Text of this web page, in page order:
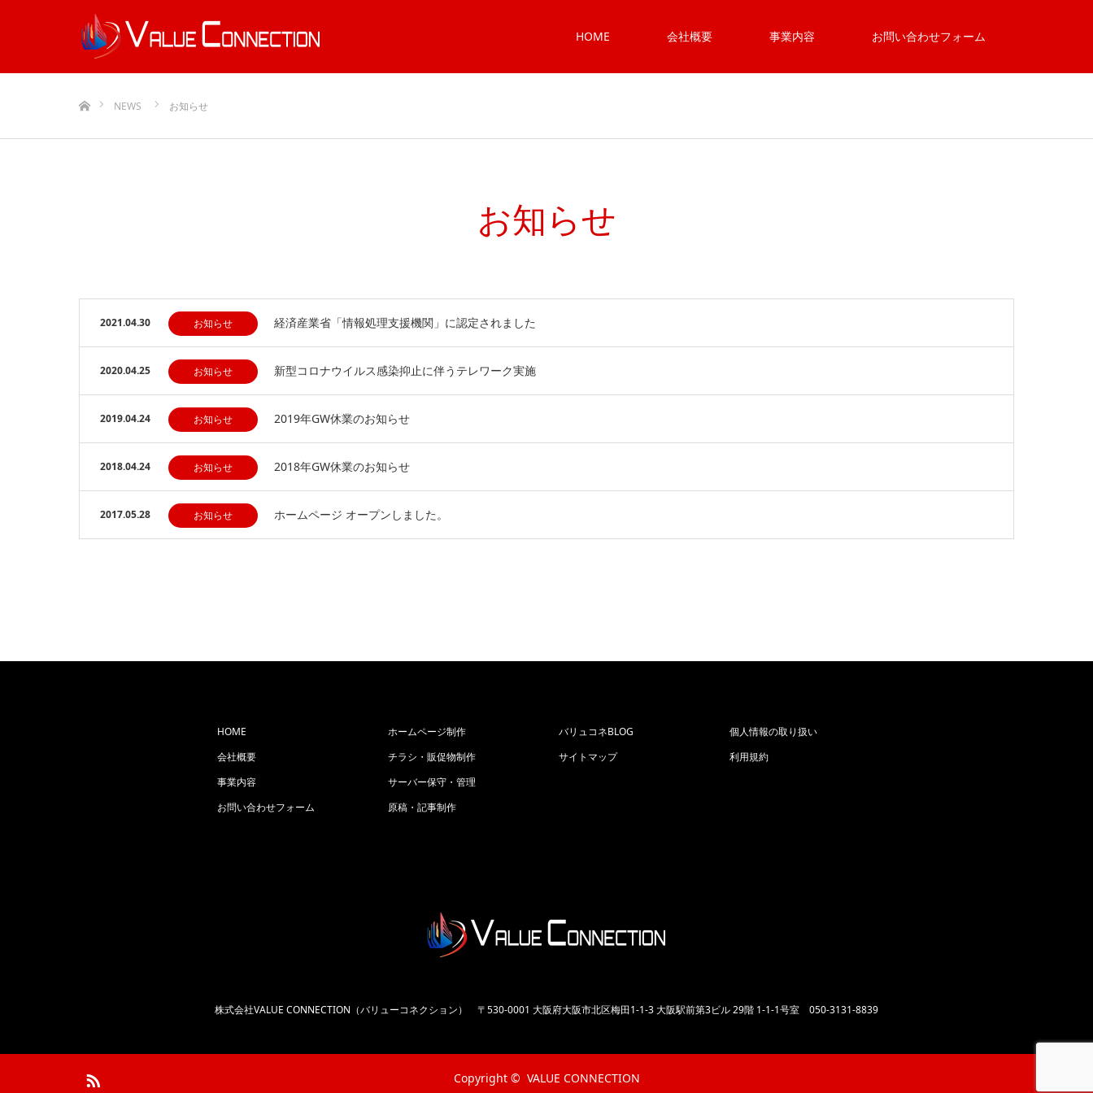
HOME 会社概要 事業内容 お問い合わせフォーム
NEWS
お知らせ
お知らせ
2021.04.30 お知らせ 経済産業省「情報処理支援機関」に認定されました
2020.04.25 お知らせ 新型コロナウイルス感染抑止に伴うテレワーク実施
2019.04.24 お知らせ 2019年GW休業のお知らせ
2018.04.24 お知らせ 2018年GW休業のお知らせ
2017.05.28 お知らせ ホームページ オープンしました。
HOME
会社概要
事業内容
お問い合わせフォーム
ホームページ制作
チラシ・販促物制作
サーバー保守・管理
原稿・記事制作
バリュコネBLOG
サイトマップ
個人情報の取り扱い
利用規約
株式会社VALUE CONNECTION（バリューコネクション） 〒530-0001 大阪府大阪市北区梅田1-1-3 大阪駅前第3ビル 29階 1-1-1号室 050-3131-8839
Copyright © VALUE CONNECTION